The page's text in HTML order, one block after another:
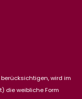
wird im
die weibliche Form